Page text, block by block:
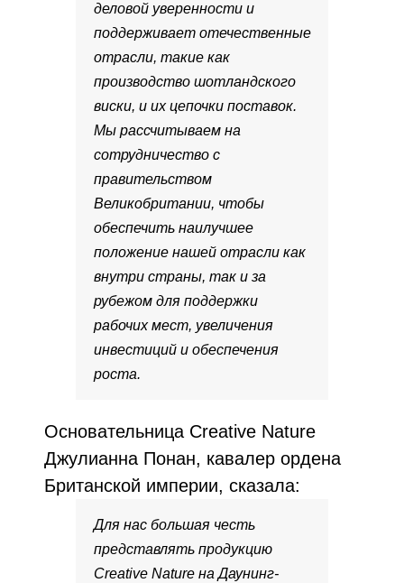
деловой уверенности и
поддерживает отечественные
отрасли, такие как
производство шотландского
виски, и их цепочки поставок.
Мы рассчитываем на
сотрудничество с
правительством
Великобритании, чтобы
обеспечить наилучшее
положение нашей отрасли как
внутри страны, так и за
рубежом для поддержки
рабочих мест, увеличения
инвестиций и обеспечения
роста.
Основательница Creative Nature
Джулианна Понан, кавалер ордена
Британской империи, сказала:
Для нас большая честь
представлять продукцию
Creative Nature на Даунинг-